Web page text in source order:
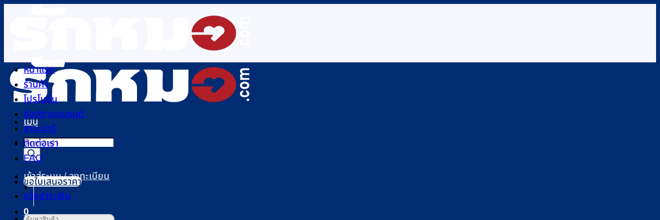
เมนู
Products
search
เข้าสู่ระบบ / ลงทะเบียน
0
หน้าแรก
ร้านค้า
โปรโมชัน
ช้อปตามแบรนด์
สาระน่ารู้
ติดต่อเรา
FAQ
ขอใบเสนอราคา
แจ้งชำระเงิน